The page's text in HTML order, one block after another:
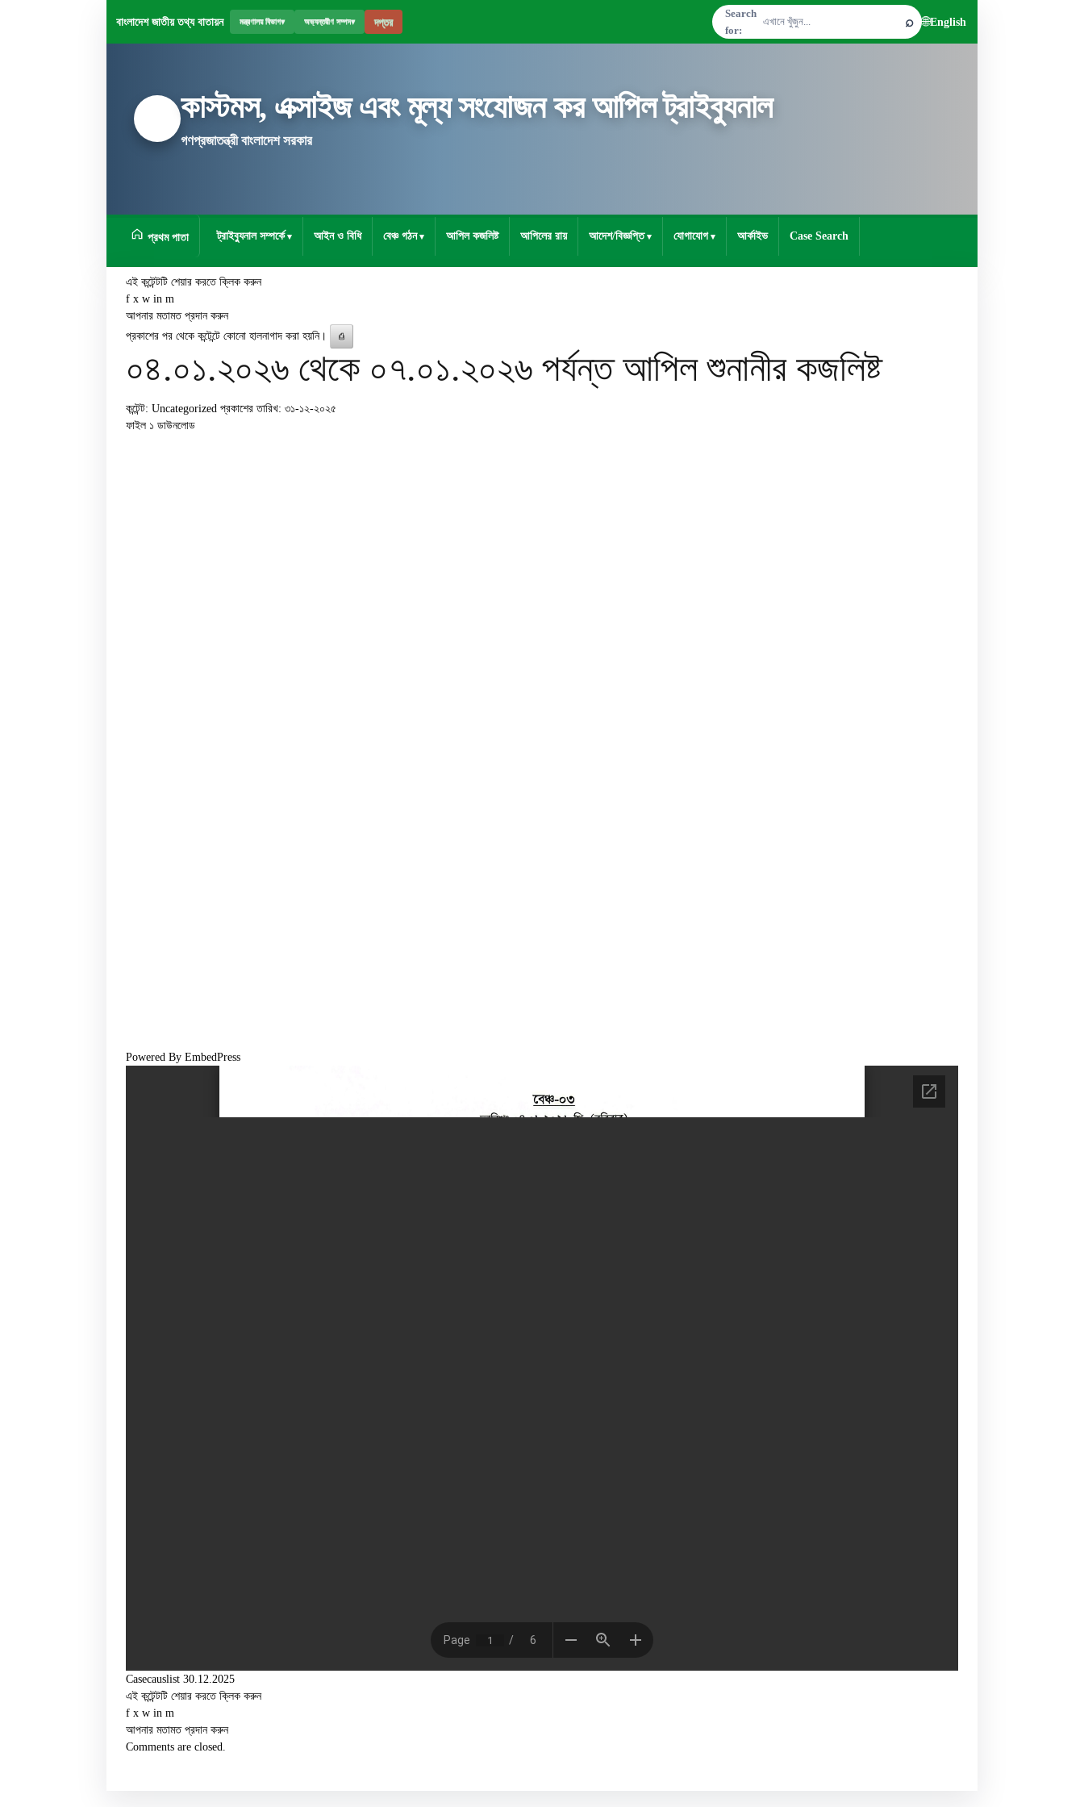
বাংলাদেশ জাতীয় তথ্য বাতায়ন মন্ত্রণালয় বিভাগ▾ অভ্যন্তরীণ সম্পদ▾ দপ্তর
Search
for:
⌕ 🌐English
কাস্টমস, এক্সাইজ এবং মূল্য সংযোজন কর আপিল ট্রাইব্যুনাল
গণপ্রজাতন্ত্রী বাংলাদেশ সরকার
প্রথম পাতা ট্রাইব্যুনাল সম্পর্কে আইন ও বিধি বেঞ্চ গঠন আপিল কজলিষ্ট আপিলের রায় আদেশ/বিজ্ঞপ্তি যোগাযোগ আর্কাইভ Case Search
এই কন্টেন্টটি শেয়ার করতে ক্লিক করুন
f x w in m
আপনার মতামত প্রদান করুন
প্রকাশের পর থেকে কন্টেন্টে কোনো হালনাগাদ করা হয়নি।
⎙
০৪.০১.২০২৬ থেকে ০৭.০১.২০২৬ পর্যন্ত আপিল শুনানীর কজলিষ্ট
কন্টেন্ট: Uncategorized প্রকাশের তারিখ: ৩১-১২-২০২৫
ফাইল ১ ডাউনলোড
Powered By EmbedPress
Casecauslist 30.12.2025
এই কন্টেন্টটি শেয়ার করতে ক্লিক করুন
f x w in m
আপনার মতামত প্রদান করুন
Comments are closed.